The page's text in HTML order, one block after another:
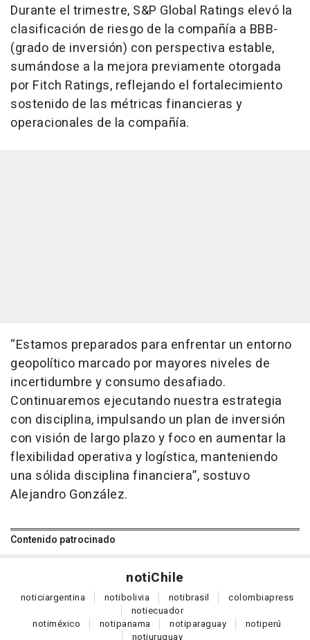
Durante el trimestre, S&P Global Ratings elevó la
clasificación de riesgo de la compañía a BBB-
(grado de inversión) con perspectiva estable,
sumándose a la mejora previamente otorgada
por Fitch Ratings, reflejando el fortalecimiento
sostenido de las métricas financieras y
operacionales de la compañía.
“Estamos preparados para enfrentar un entorno
geopolítico marcado por mayores niveles de
incertidumbre y consumo desafiado.
Continuaremos ejecutando nuestra estrategia
con disciplina, impulsando un plan de inversión
con visión de largo plazo y foco en aumentar la
flexibilidad operativa y logística, manteniendo
una sólida disciplina financiera”, sostuvo
Alejandro González.
Contenido patrocinado
notiChile
noticiargentina notibolivia notibrasil colombiapress
notiecuador
notiméxico notipanama notiparaguay notiperú
notiuruguay